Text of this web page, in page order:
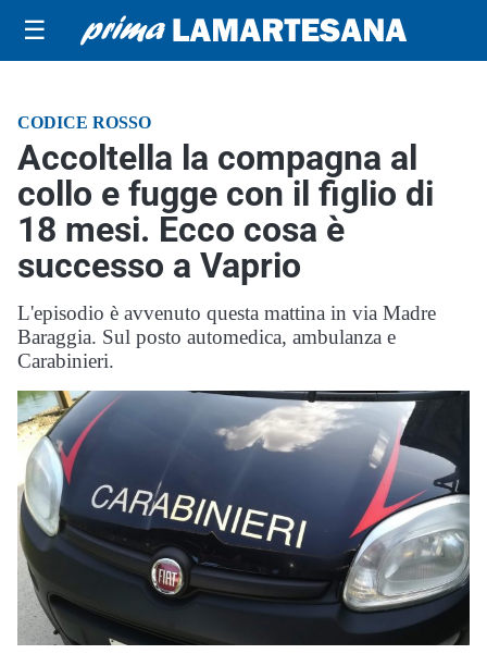
☰
CODICE ROSSO
Accoltella la compagna al
collo e fugge con il figlio di
18 mesi. Ecco cosa è
successo a Vaprio
L'episodio è avvenuto questa mattina in via Madre
Baraggia. Sul posto automedica, ambulanza e
Carabinieri.